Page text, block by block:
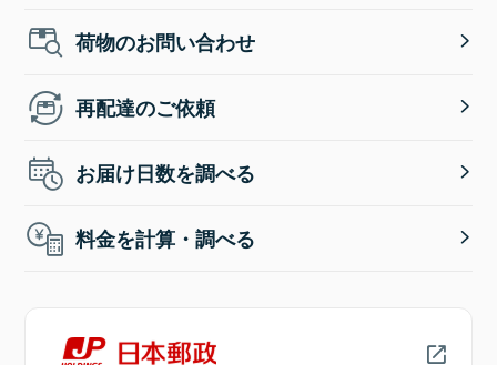
荷物のお問い合わせ
再配達のご依頼
お届け日数を調べる
料金を計算・調べる